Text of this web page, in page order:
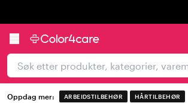
Oppdag mer: ARBEIDSTILBEHØR HÅRTILBEHØR